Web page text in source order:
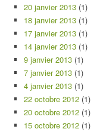
20 janvier 2013 (1)
18 janvier 2013 (1)
17 janvier 2013 (1)
14 janvier 2013 (1)
9 janvier 2013 (1)
7 janvier 2013 (1)
4 janvier 2013 (1)
22 octobre 2012 (1)
20 octobre 2012 (1)
15 octobre 2012 (1)